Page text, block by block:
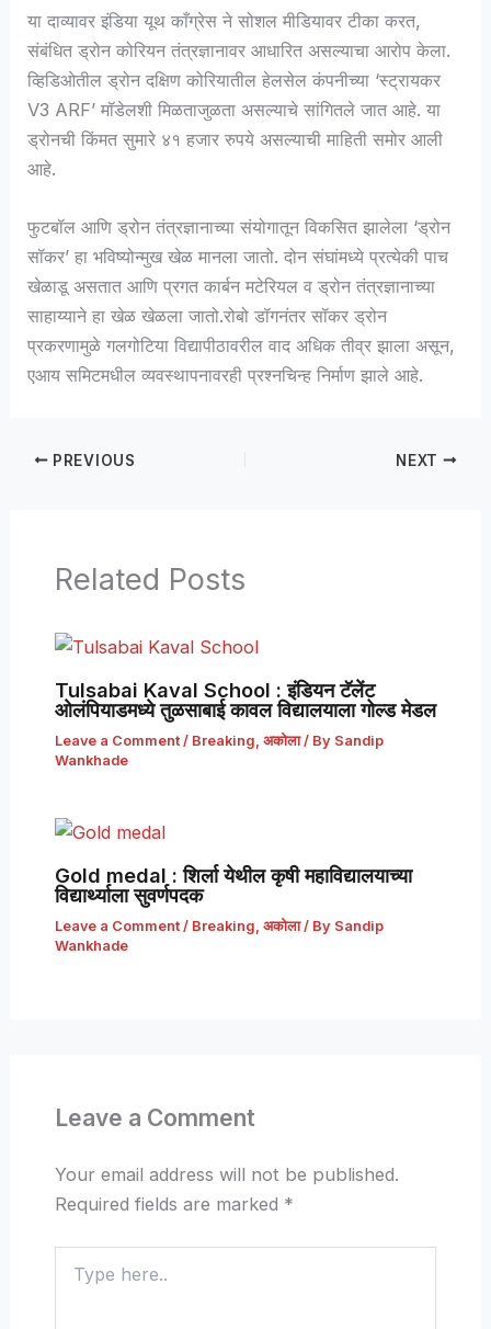
या दाव्यावर इंडिया यूथ काँग्रेस ने सोशल मीडियावर टीका करत,
संबंधित ड्रोन कोरियन तंत्रज्ञानावर आधारित असल्याचा आरोप केला.
व्हिडिओतील ड्रोन दक्षिण कोरियातील हेलसेल कंपनीच्या ‘स्ट्रायकर
V3 ARF’ मॉडेलशी मिळताजुळता असल्याचे सांगितले जात आहे. या
ड्रोनची किंमत सुमारे ४१ हजार रुपये असल्याची माहिती समोर आली
आहे.
फुटबॉल आणि ड्रोन तंत्रज्ञानाच्या संयोगातून विकसित झालेला ‘ड्रोन
सॉकर’ हा भविष्योन्मुख खेळ मानला जातो. दोन संघांमध्ये प्रत्येकी पाच
खेळाडू असतात आणि प्रगत कार्बन मटेरियल व ड्रोन तंत्रज्ञानाच्या
साहाय्याने हा खेळ खेळला जातो.रोबो डॉगनंतर सॉकर ड्रोन
प्रकरणामुळे गलगोटिया विद्यापीठावरील वाद अधिक तीव्र झाला असून,
एआय समिटमधील व्यवस्थापनावरही प्रश्नचिन्ह निर्माण झाले आहे.
PREVIOUS NEXT
Related Posts
Tulsabai Kaval School : इंडियन टॅलेंट
ओलंपियाडमध्ये तुळसाबाई कावल विद्यालयाला गोल्ड मेडल
Leave a Comment / Breaking, अकोला/ By Sandip
Wankhade
Gold medal : शिर्ला येथील कृषी महाविद्यालयाच्या
विद्यार्थ्याला सुवर्णपदक
Leave a Comment / Breaking, अकोला/ By Sandip
Wankhade
Leave a Comment
Your email address will not be published.
Required fields are marked *
here..